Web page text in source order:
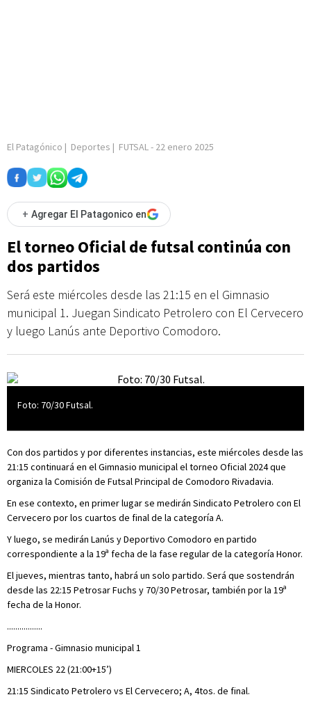
El Patagónico | Deportes | FUTSAL- 22 enero 2025
+ Agregar El Patagonico en
El torneo Oficial de futsal continúa con
dos partidos
Será este miércoles desde las 21:15 en el Gimnasio
municipal 1. Juegan Sindicato Petrolero con El Cervecero
y luego Lanús ante Deportivo Comodoro.
Foto: 70/30 Futsal.
Con dos partidos y por diferentes instancias, este miércoles desde las
21:15 continuará en el Gimnasio municipal el torneo Oficial 2024 que
organiza la Comisión de Futsal Principal de Comodoro Rivadavia.
En ese contexto, en primer lugar se medirán Sindicato Petrolero con El
Cervecero por los cuartos de final de la categoría A.
Y luego, se medirán Lanús y Deportivo Comodoro en partido
correspondiente a la 19ª fecha de la fase regular de la categoría Honor.
El jueves, mientras tanto, habrá un solo partido. Será que sostendrán
desde las 22:15 Petrosar Fuchs y 70/30 Petrosar, también por la 19ª
fecha de la Honor.
.................
Programa - Gimnasio municipal 1
MIERCOLES 22 (21:00+15’)
21:15 Sindicato Petrolero vs El Cervecero; A, 4tos. de final.